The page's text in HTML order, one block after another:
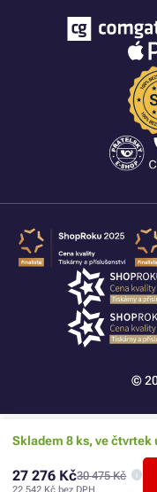
Skladem 8 ks, ve čtvrtek
27 276 Kč30 475 Kč
©